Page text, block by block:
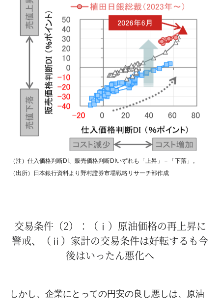
（注）仕入価格判断DI、販売価格判断DIいずれも「上昇」－「下落」。
（出所）日本銀行資料より野村證券市場戦略リサーチ部作成
交易条件（2）：（ⅰ）原油価格の再上昇に
警戒、（ⅱ）家計の交易条件は好転するも今
後はいったん悪化へ
しかし、企業にとっての円安の良し悪しは、原油